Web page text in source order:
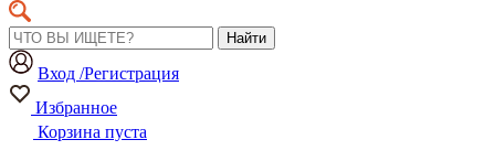
Найти
Вход /Регистрация
Избранное
Корзина пуста